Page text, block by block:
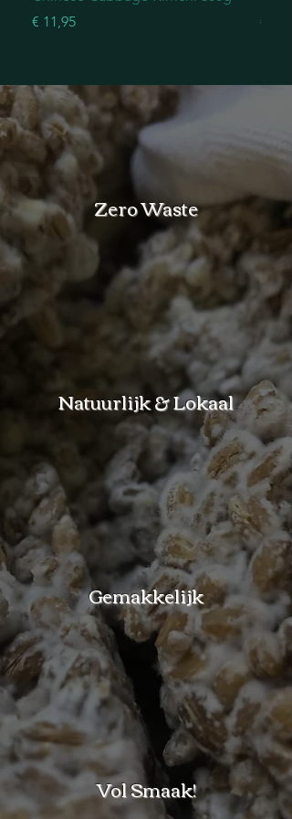
Prijs
€ 11,95
Prijs
€
Zero Waste
Natuurlijk & Lokaal
Gemakkelijk
Vol Smaak!